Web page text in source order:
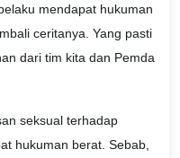
mendapat hukuman
ceritanya. Yang pasti
dari tim kita dan Pemda
seksual terhadap
hukuman berat. Sebab,